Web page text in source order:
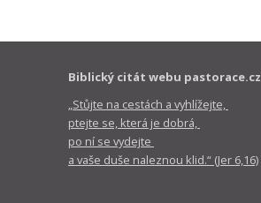
Biblický citát webu pastorace.cz
„Stůjte na cestách a vyhlížejte,
ptejte se, která je dobrá,
po ní se vydejte
a vaše duše naleznou klid.“ (Jer 6,16)